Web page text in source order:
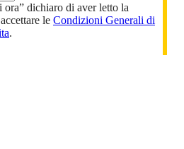
dichiaro di aver letto la
le Condizioni Generali di
.